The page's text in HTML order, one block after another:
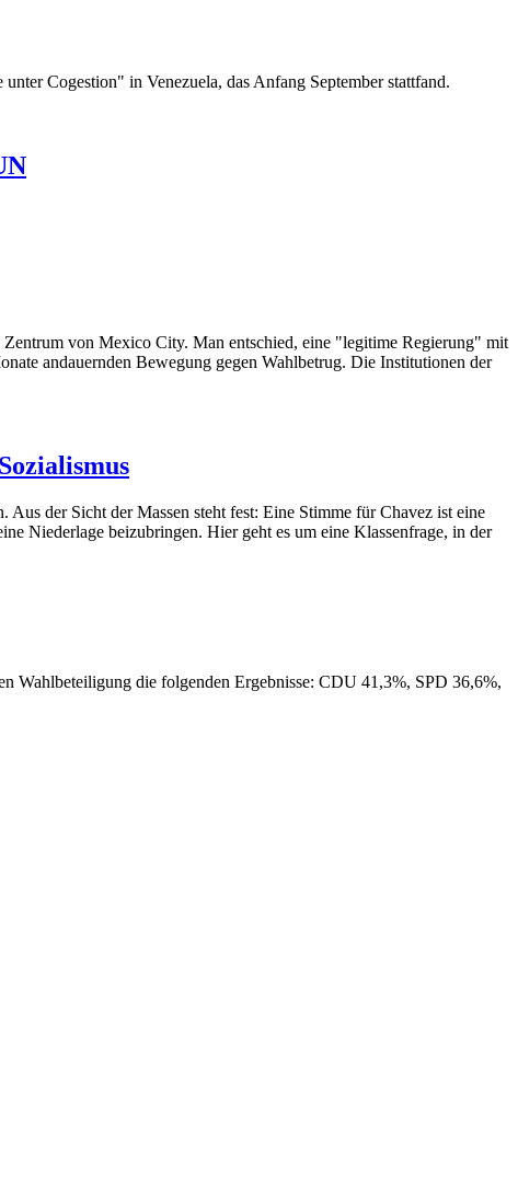
Cogestion" in Venezuela, das Anfang September stattfand.
von Mexico City. Man entschied, eine "legitime Regierung" mit
andauernden Bewegung gegen Wahlbetrug. Die Institutionen der
der Sicht der Massen steht fest: Eine Stimme für Chavez ist eine
Niederlage beizubringen. Hier geht es um eine Klassenfrage, in der
Wahlbeteiligung die folgenden Ergebnisse: CDU 41,3%, SPD 36,6%,